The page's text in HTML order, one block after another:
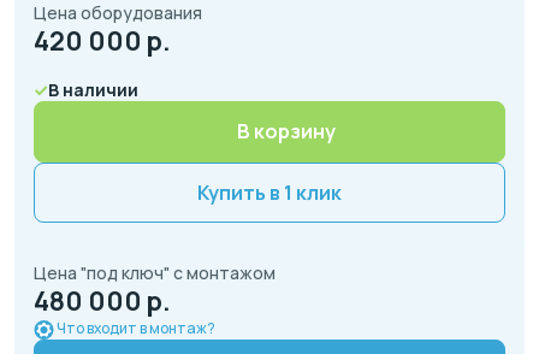
Цена оборудования
420 000 р.
В наличии
В корзину
Купить в 1 клик
Цена "под ключ" с монтажом
480 000 р.
Что входит в монтаж?